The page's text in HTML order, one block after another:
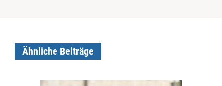
Ähnliche Beiträge